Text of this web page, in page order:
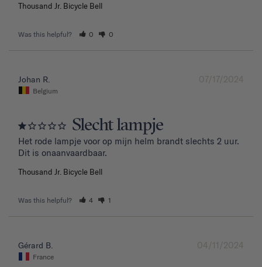
Thousand Jr. Bicycle Bell
Was this helpful? 0 0
07/17/2024
Johan R.
Belgium
Slecht lampje
Het rode lampje voor op mijn helm brandt slechts 2 uur.
Dit is onaanvaardbaar.
Thousand Jr. Bicycle Bell
Was this helpful? 4 1
04/11/2024
Gérard B.
France